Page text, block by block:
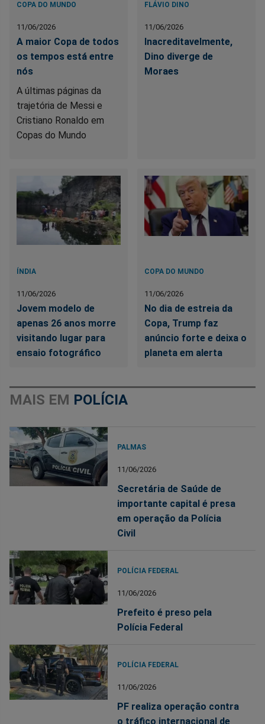
COPA DO MUNDO
11/06/2026
A maior Copa de todos
os tempos está entre
nós
A últimas páginas da
trajetória de Messi e
Cristiano Ronaldo em
Copas do Mundo
FLÁVIO DINO
11/06/2026
Inacreditavelmente,
Dino diverge de
Moraes
ÍNDIA
11/06/2026
Jovem modelo de
apenas 26 anos morre
visitando lugar para
ensaio fotográfico
COPA DO MUNDO
11/06/2026
No dia de estreia da
Copa, Trump faz
anúncio forte e deixa o
planeta em alerta
MAIS EM POLÍCIA
PALMAS
11/06/2026
Secretária de Saúde de
importante capital é presa
em operação da Polícia
Civil
POLÍCIA FEDERAL
11/06/2026
Prefeito é preso pela
Polícia Federal
POLÍCIA FEDERAL
11/06/2026
PF realiza operação contra
o tráfico internacional de